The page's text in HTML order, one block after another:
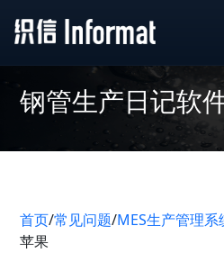
钢管生产日记软
首页/常见问题/MES生产管理系
苹果